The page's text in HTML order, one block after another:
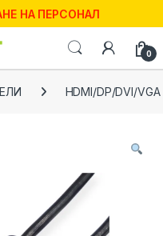
НА ПЕРСОНАЛ
0
HDMI/DP/DVI/VGA